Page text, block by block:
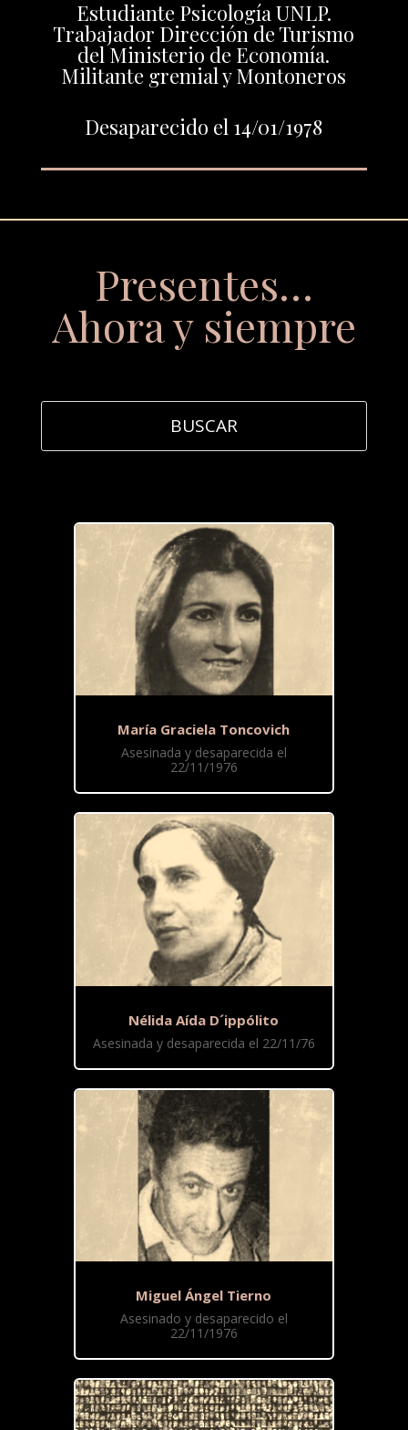
Estudiante Psicología UNLP.
Trabajador Dirección de Turismo
del Ministerio de Economía.
Militante gremial y Montoneros
Desaparecido el 14/01/1978
Presentes…
Ahora y siempre
María Graciela Toncovich
Asesinada y desaparecida el
22/11/1976
Nélida Aída D´ippólito
Asesinada y desaparecida el 22/11/76
Miguel Ángel Tierno
Asesinado y desaparecido el
22/11/1976